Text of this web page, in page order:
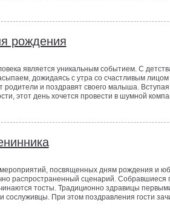
рождения
является уникальным событием. С
дожидаясь с утра со счастливым лицом
родители и поздравят своего малыша.
этот день хочется провести в шумной
посвященных дням рождения и
распространенный сценарий. Собравшиеся
тосты. Традиционно здравицы
сослуживцы. При этом поздравления гости